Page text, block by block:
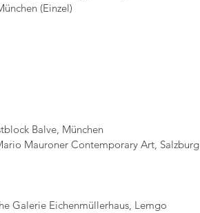
(Einzel)
Balve, München
Mauroner Contemporary Art, Salzburg
Galerie Eichenmüllerhaus, Lemgo